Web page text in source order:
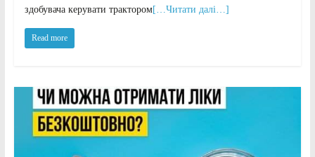
здобувача керувати трактором[…Читати далі…]
Read more